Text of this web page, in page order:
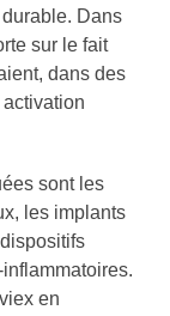
Dans
sur le fait
dans des
sont les
les implants
en